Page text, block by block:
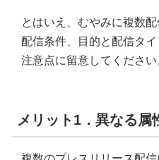
とはいえ、むやみに複数
配信条件、目的と配信タ
注意点に留意してください
メリット1．異なる属